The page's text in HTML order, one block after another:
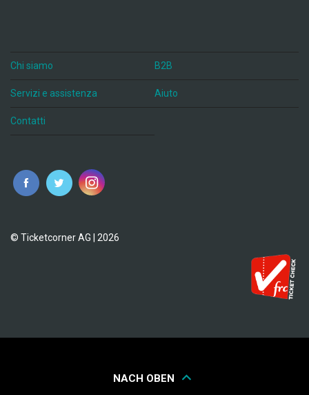
Chi siamo B2B
Servizi e assistenza Aiuto
Contatti
© Ticketcorner AG | 2026
NACH OBEN